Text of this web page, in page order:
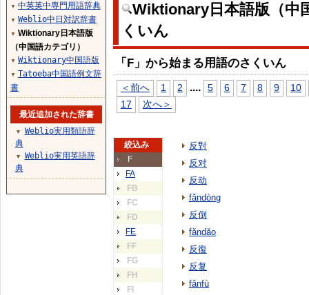
Wiktionary日本語版（中
くいん
「F」から始まる用語のさくいん
＜前へ 1 2 .... 5 6 7 8 9
10
17
次へ＞
絞込み
F
FA
FB
FC
FD
FE
FF
FG
FH
FI
反對
反对
反动
fǎndòng
反倒
fǎndǎo
反復
反复
fǎnfù
▼ 中英英中専門用語辞典
▼ Weblio中日対訳辞書
▼ Wiktionary日本語版
（中国語カテゴリ）
▼ Wiktionary中国語版
▼ Tatoeba中国語例文辞
書
最近追加された辞書
▼
Weblio実用類語辞
典
▼
Weblio実用英語辞
典